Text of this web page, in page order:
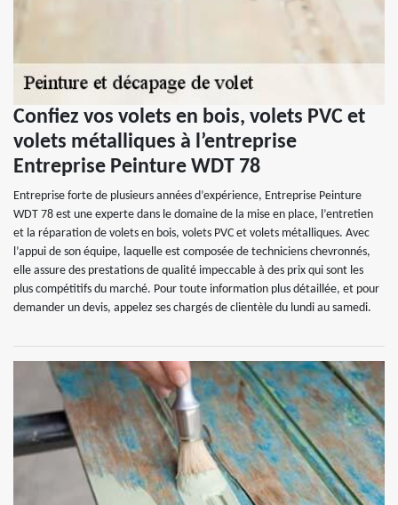
Confiez vos volets en bois, volets PVC et
volets métalliques à l’entreprise
Entreprise Peinture WDT 78
Entreprise forte de plusieurs années d’expérience, Entreprise Peinture
WDT 78 est une experte dans le domaine de la mise en place, l’entretien
et la réparation de volets en bois, volets PVC et volets métalliques. Avec
l’appui de son équipe, laquelle est composée de techniciens chevronnés,
elle assure des prestations de qualité impeccable à des prix qui sont les
plus compétitifs du marché. Pour toute information plus détaillée, et pour
demander un devis, appelez ses chargés de clientèle du lundi au samedi.